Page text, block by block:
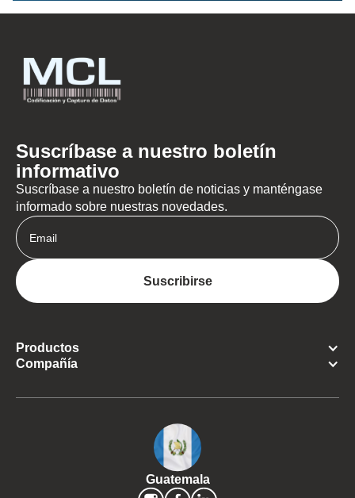
Suscríbase a nuestro boletín
informativo
Suscríbase a nuestro boletín de noticias y manténgase
informado sobre nuestras novedades.
Productos
Compañía
Guatemala